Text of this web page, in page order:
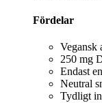
Fördelar
Vegansk
250 mg
Endast
Neutral
Tydligt